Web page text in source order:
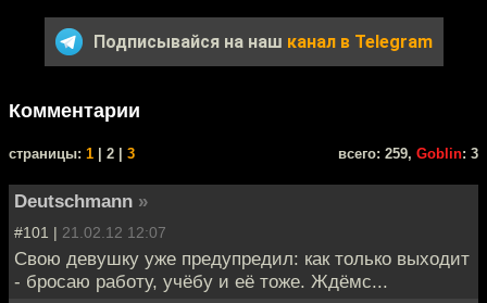
Подписывайся на наш канал в Telegram
Комментарии
cтраницы: 1 | 2 | 3 всего: 259, Goblin: 3
Deutschmann »
#101 | 21.02.12 12:07
Свою девушку уже предупредил: как только выходит
- бросаю работу, учёбу и её тоже. Ждёмс...